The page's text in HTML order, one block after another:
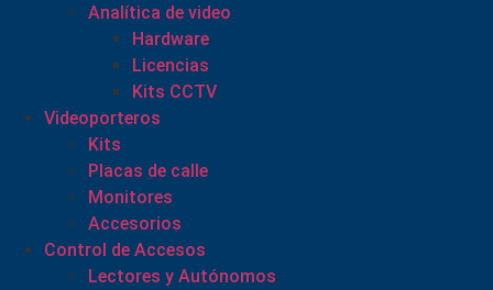
Analítica de video
Hardware
Licencias
Kits CCTV
Videoporteros
Kits
Placas de calle
Monitores
Accesorios
Control de Accesos
Lectores y Autónomos